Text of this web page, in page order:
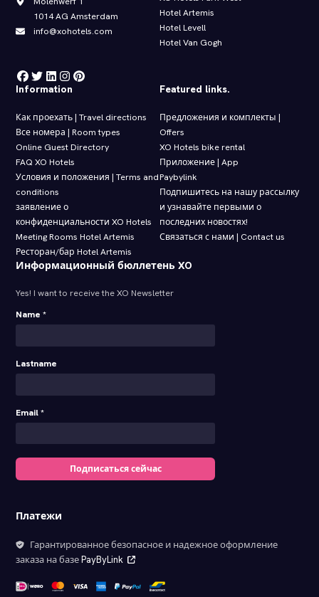
1014 AG Amsterdam
info@xohotels.com
Hotel Artemis
Hotel Levell
Hotel Van Gogh
Information
Как проехать | Travel directions
Все номера | Room types
Online Guest Directory
FAQ XO Hotels
Условия и положения | Terms and
conditions
заявление о
конфиденциальности XO Hotels
Meeting Rooms Hotel Artemis
Ресторан/бар Hotel Artemis
Featured links.
Предложения и комплекты |
Offers
XO Hotels bike rental
Приложение | App
Paybylink
Подпишитесь на нашу рассылку
и узнавайте первыми о
последних новостях!
Связаться с нами | Contact us
Информационный бюллетень XO
Yes! I want to receive the XO Newsletter
Name *
Lastname
Email *
Подписаться сейчас
Платежи
Гарантированное безопасное и надежное оформление
заказа на базеPayByLink